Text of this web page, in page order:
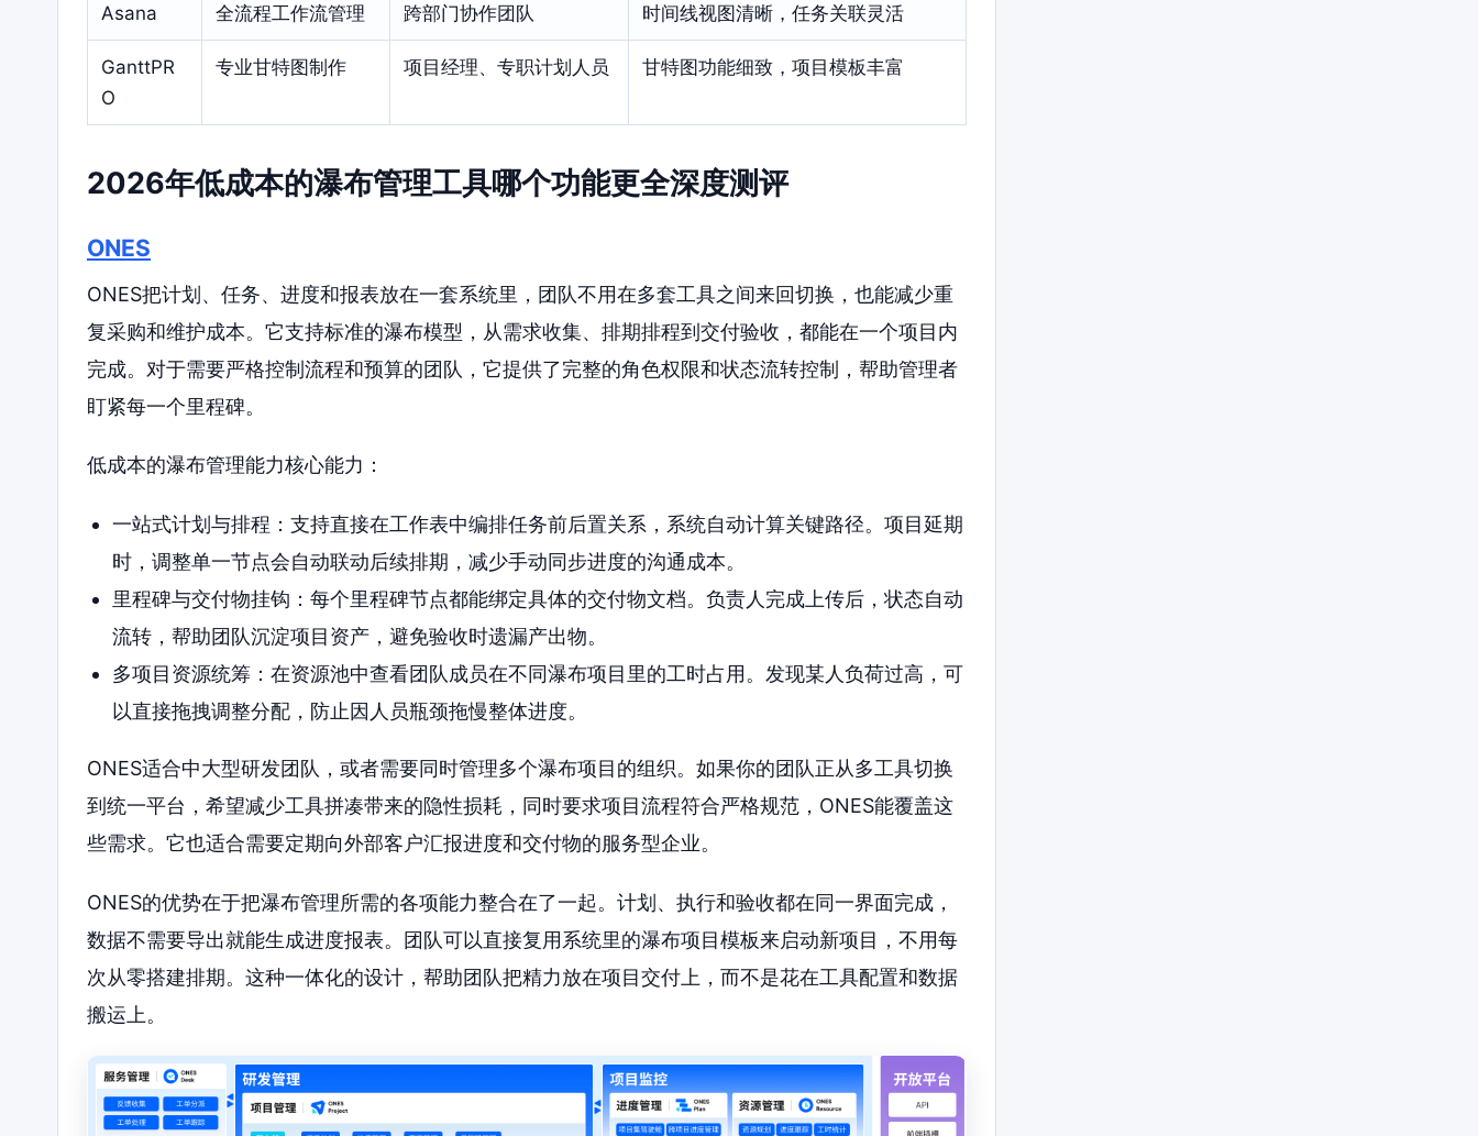
Asana 全流程工作流管理 跨部门协作团队 时间线视图清晰，任务关联灵活
GanttPR
O
专业甘特图制作 项目经理、专职计划人员 甘特图功能细致，项目模板丰富
2026年低成本的瀑布管理工具哪个功能更全深度测评
ONES
ONES把计划、任务、进度和报表放在一套系统里，团队不用在多套工具之间来回切换，也能减少重
复采购和维护成本。它支持标准的瀑布模型，从需求收集、排期排程到交付验收，都能在一个项目内
完成。对于需要严格控制流程和预算的团队，它提供了完整的角色权限和状态流转控制，帮助管理者
盯紧每一个里程碑。
低成本的瀑布管理能力核心能力：
一站式计划与排程：支持直接在工作表中编排任务前后置关系，系统自动计算关键路径。项目延期
时，调整单一节点会自动联动后续排期，减少手动同步进度的沟通成本。
里程碑与交付物挂钩：每个里程碑节点都能绑定具体的交付物文档。负责人完成上传后，状态自动
流转，帮助团队沉淀项目资产，避免验收时遗漏产出物。
多项目资源统筹：在资源池中查看团队成员在不同瀑布项目里的工时占用。发现某人负荷过高，可
以直接拖拽调整分配，防止因人员瓶颈拖慢整体进度。
ONES适合中大型研发团队，或者需要同时管理多个瀑布项目的组织。如果你的团队正从多工具切换
到统一平台，希望减少工具拼凑带来的隐性损耗，同时要求项目流程符合严格规范，ONES能覆盖这
些需求。它也适合需要定期向外部客户汇报进度和交付物的服务型企业。
ONES的优势在于把瀑布管理所需的各项能力整合在了一起。计划、执行和验收都在同一界面完成，
数据不需要导出就能生成进度报表。团队可以直接复用系统里的瀑布项目模板来启动新项目，不用每
次从零搭建排期。这种一体化的设计，帮助团队把精力放在项目交付上，而不是花在工具配置和数据
搬运上。